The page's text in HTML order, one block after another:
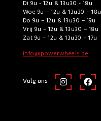
Di 9u - 12u & 13u30 - 18u
Woe 9u – 12u & 13u30 – 18u
Do 9u – 12u & 13u30 – 19u
Vrij 9u – 12u & 13u30 – 18u
Zat 9u – 12u & 13u30 – 17u
info@powerwheels.be
Volg ons